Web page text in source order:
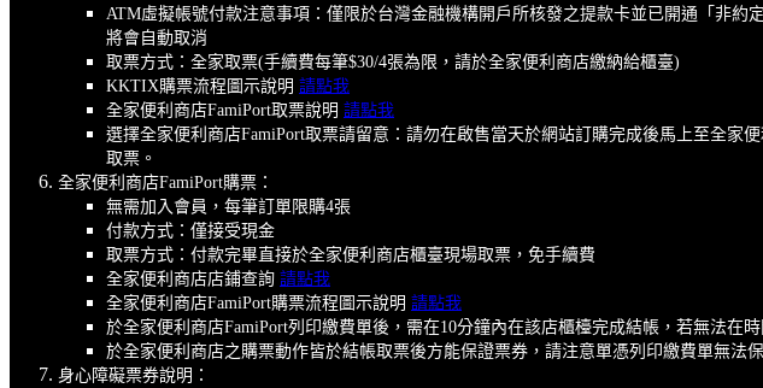
ATM虛擬帳號付款注意事項：僅限於台灣金融機構開戶所核發之提款卡並已開通「非
將會自動取消
取票方式：全家取票(手續費每筆$30/4張為限，請於全家便利商店繳納給櫃臺)
KKTIX購票流程圖示說明 請點我
全家便利商店FamiPort取票說明 請點我
選擇全家便利商店FamiPort取票請留意：請勿在啟售當天於網站訂購完成後馬上至全
取票。
全家便利商店FamiPort購票：
無需加入會員，每筆訂單限購4張
付款方式：僅接受現金
取票方式：付款完畢直接於全家便利商店櫃臺現場取票，免手續費
全家便利商店店鋪查詢 請點我
全家便利商店FamiPort購票流程圖示說明 請點我
於全家便利商店FamiPort列印繳費單後，需在10分鐘內在該店櫃檯完成結帳，若無法在
於全家便利商店之購票動作皆於結帳取票後方能保證票券，請注意單憑列印繳費單無法
身心障礙票券說明：